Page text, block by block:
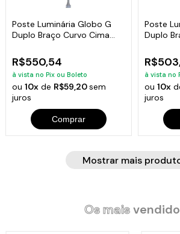
Poste Luminária Globo G
Duplo Braço Curvo Cima
R$550,54
à vista no Pix ou Boleto
ou10x de R$59,20sem
juros
Comprar
Poste
Duplo
à vista no
ou 10x
juros
Mostrar mais
Os mais